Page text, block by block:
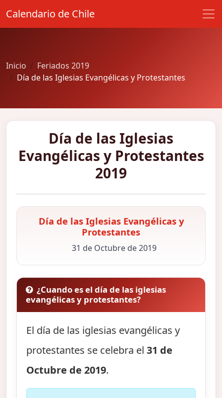
Calendario de Chile
Inicio
Feriados 2019
Día de las Iglesias Evangélicas y Protestantes
Día de las Iglesias
Evangélicas y Protestantes
2019
Día de las Iglesias Evangélicas y
Protestantes
31 de Octubre de 2019
¿Cuando es el día de las iglesias
evangélicas y protestantes?
El día de las iglesias evangélicas y
protestantes se celebra el31 de
Octubre de 2019.